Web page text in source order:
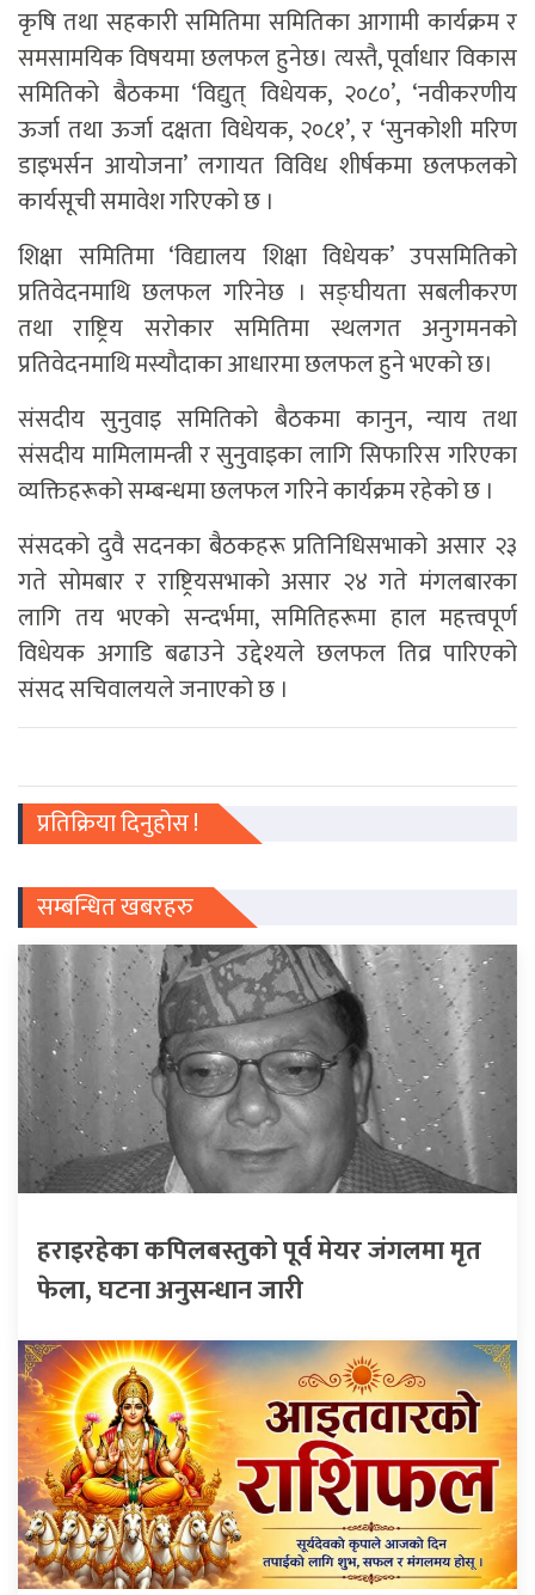
कृषि तथा सहकारी समितिमा समितिका आगामी कार्यक्रम र
समसामयिक विषयमा छलफल हुनेछ। त्यस्तै, पूर्वाधार विकास
समितिको बैठकमा ‘विद्युत् विधेयक, २०८०’, ‘नवीकरणीय
ऊर्जा तथा ऊर्जा दक्षता विधेयक, २०८१’, र ‘सुनकोशी मरिण
डाइभर्सन आयोजना’ लगायत विविध शीर्षकमा छलफलको
कार्यसूची समावेश गरिएको छ ।
शिक्षा समितिमा ‘विद्यालय शिक्षा विधेयक’ उपसमितिको
प्रतिवेदनमाथि छलफल गरिनेछ । सङ्घीयता सबलीकरण
तथा राष्ट्रिय सरोकार समितिमा स्थलगत अनुगमनको
प्रतिवेदनमाथि मस्यौदाका आधारमा छलफल हुने भएको छ।
संसदीय सुनुवाइ समितिको बैठकमा कानुन, न्याय तथा
संसदीय मामिलामन्त्री र सुनुवाइका लागि सिफारिस गरिएका
व्यक्तिहरूको सम्बन्धमा छलफल गरिने कार्यक्रम रहेको छ ।
संसदको दुवै सदनका बैठकहरू प्रतिनिधिसभाको असार २३
गते सोमबार र राष्ट्रियसभाको असार २४ गते मंगलबारका
लागि तय भएको सन्दर्भमा, समितिहरूमा हाल महत्त्वपूर्ण
विधेयक अगाडि बढाउने उद्देश्यले छलफल तिव्र पारिएको
संसद सचिवालयले जनाएको छ ।
प्रतिक्रिया दिनुहोस !
सम्बन्धित खबरहरु
हराइरहेका कपिलबस्तुको पूर्व मेयर जंगलमा मृत
फेला, घटना अनुसन्धान जारी